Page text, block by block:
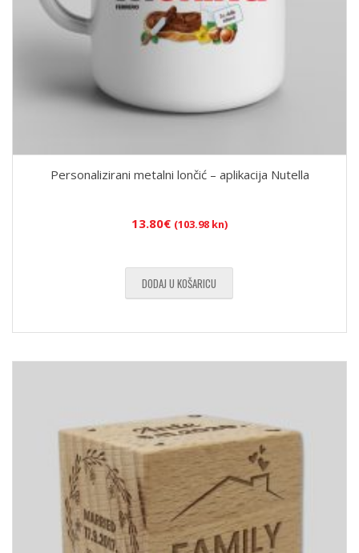
Personalizirani metalni lončić – aplikacija Nutella
13.80€ (103.98 kn)
DODAJ U KOŠARICU